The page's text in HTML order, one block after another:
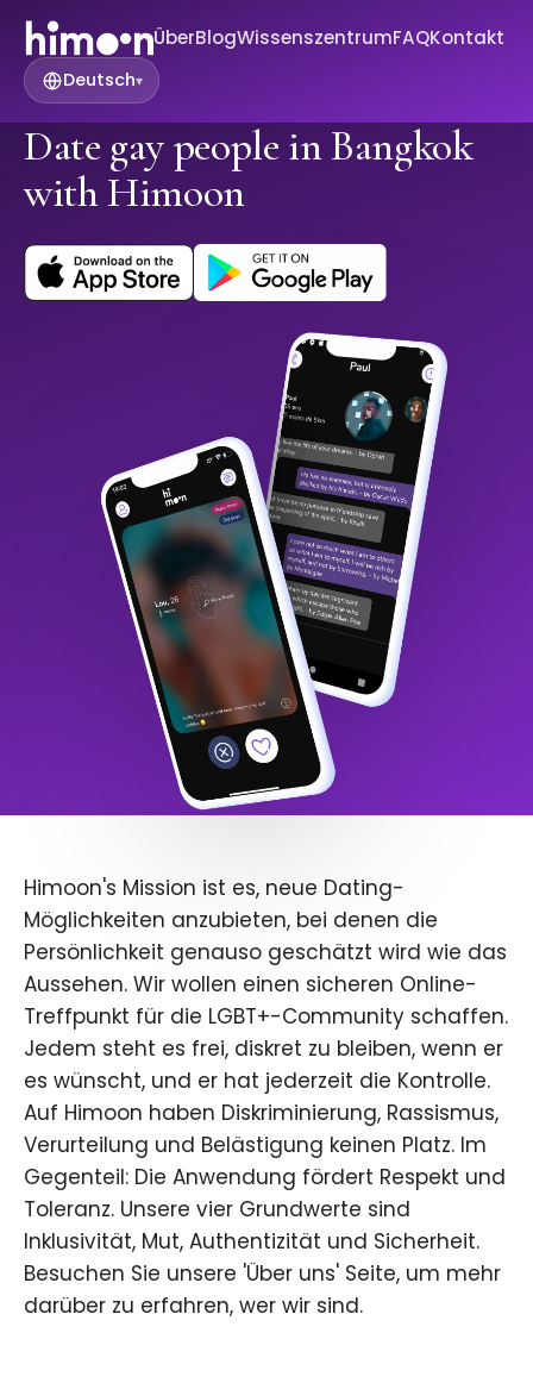
ÜberBlogWissenszentrumFAQKontakt
Deutsch▾
Date gay people in Bangkok
with Himoon
Himoon's Mission ist es, neue Dating-
Möglichkeiten anzubieten, bei denen die
Persönlichkeit genauso geschätzt wird wie das
Aussehen. Wir wollen einen sicheren Online-
Treffpunkt für die LGBT+-Community schaffen.
Jedem steht es frei, diskret zu bleiben, wenn er
es wünscht, und er hat jederzeit die Kontrolle.
Auf Himoon haben Diskriminierung, Rassismus,
Verurteilung und Belästigung keinen Platz. Im
Gegenteil: Die Anwendung fördert Respekt und
Toleranz. Unsere vier Grundwerte sind
Inklusivität, Mut, Authentizität und Sicherheit.
Besuchen Sie unsere 'Über uns' Seite, um mehr
darüber zu erfahren, wer wir sind.